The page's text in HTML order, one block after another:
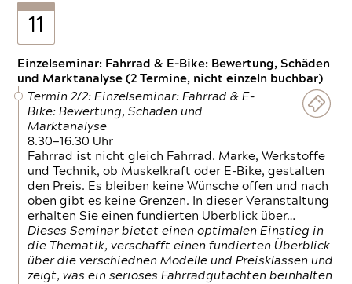
11
Einzelseminar: Fahrrad & E-Bike: Bewertung, Schäden
und Marktanalyse (2 Termine, nicht einzeln buchbar)
Termin 2/2: Einzelseminar: Fahrrad & E-
Bike: Bewertung, Schäden und
Marktanalyse
8.30—16.30 Uhr
Fahrrad ist nicht gleich Fahrrad. Marke, Werkstoffe
und Technik, ob Muskelkraft oder E-Bike, gestalten
den Preis. Es bleiben keine Wünsche offen und nach
oben gibt es keine Grenzen. In dieser Veranstaltung
erhalten Sie einen fundierten Überblick über…
Dieses Seminar bietet einen optimalen Einstieg in
die Thematik, verschafft einen fundierten Überblick
über die verschiednen Modelle und Preisklassen und
zeigt, was ein seriöses Fahrradgutachten beinhalten